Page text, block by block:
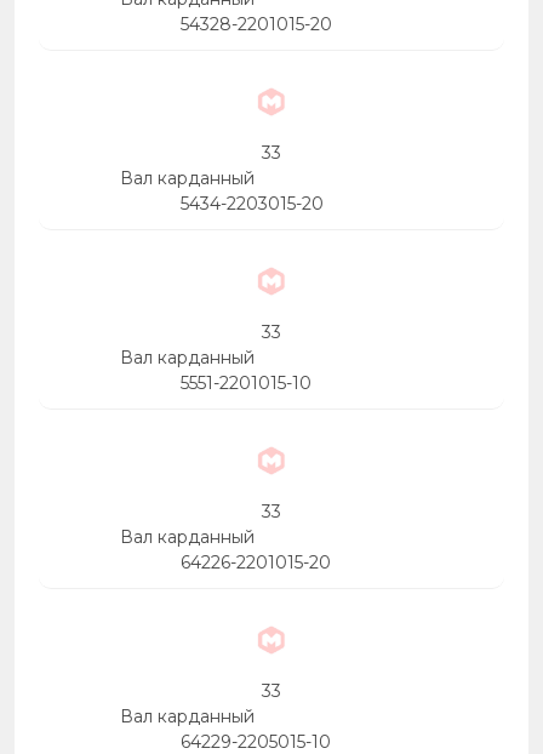
54328-2201015-20
33
Вал карданный
5434-2203015-20
33
Вал карданный
5551-2201015-10
33
Вал карданный
64226-2201015-20
33
Вал карданный
64229-2205015-10